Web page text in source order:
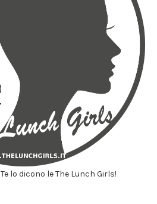
lo dicono le The Lunch Girls!